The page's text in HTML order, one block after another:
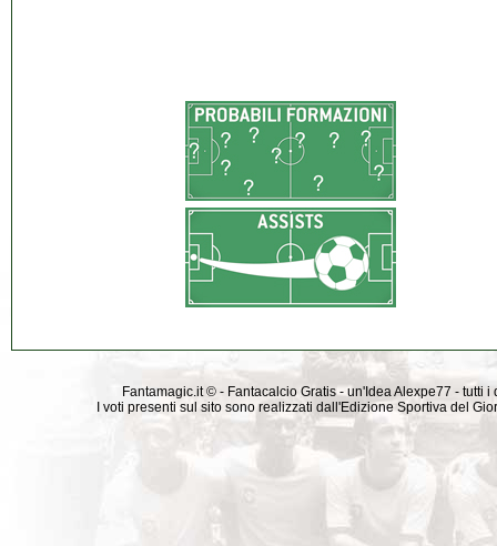
Fantamagic.it © - Fantacalcio Gratis - un'Idea Alexpe77 -
I voti presenti sul sito sono realizzati dall'Edizione Sportiva del